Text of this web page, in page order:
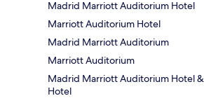
Madrid Marriott Auditorium Hotel
Marriott Auditorium Hotel
Madrid Marriott Auditorium
Marriott Auditorium
Madrid Marriott Auditorium Hotel
Hotel